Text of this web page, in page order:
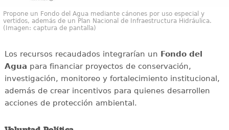
Propone un Fondo del Agua mediante cánones por uso especial y
vertidos, además de un Plan Nacional de Infraestructura Hidráulica.
(Imagen: captura de pantalla)
Los recursos recaudados integrarían un Fondo del
Agua para financiar proyectos de conservación,
investigación, monitoreo y fortalecimiento institucional,
además de crear incentivos para quienes desarrollen
acciones de protección ambiental.